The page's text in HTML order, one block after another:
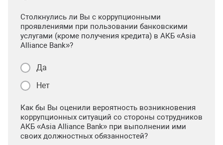
Столкнулись ли Вы с коррупционными
проявлениями при пользовании банковскими
услугами (кроме получения кредита) в АКБ «Asia
Alliance Bank»?
Да
Нет
Как бы Вы оценили вероятность возникновения
коррупционных ситуаций со стороны сотрудников
АКБ «Asia Alliance Bank» при выполнении ими
своих должностных обязанностей?